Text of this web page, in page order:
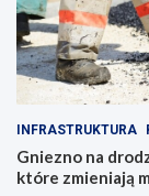
INFRASTRUKTURA
Gniezno na
które zmieniają